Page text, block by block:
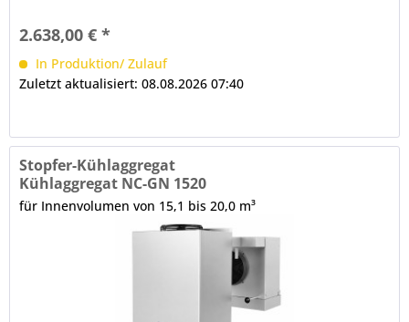
2.638,00 € *
In Produktion/ Zulauf
Zuletzt aktualisiert: 08.08.2026 07:40
Stopfer-Kühlaggregat
Kühlaggregat NC-GN 1520
für Innenvolumen von 15,1 bis 20,0 m³